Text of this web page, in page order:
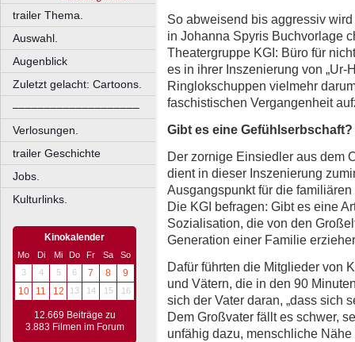
trailer Thema.
Auswahl.
Augenblick
Zuletzt gelacht: Cartoons.
––––––––––––––––––––
Verlosungen.
trailer Geschichte
Jobs.
Kulturlinks.
Kinokalender
Mo Di Mi Do Fr Sa
So
3
4 5 6 7 8
9
10
11 12 13 14 15 16
12.669 Beiträge zu
3.883 Filmen im Forum
So abweisend bis aggressiv
in Johanna Spyris Buchvorlage
Theatergruppe KGI: Büro für
es in ihrer Inszenierung von „Ur-
Ringlokschuppen vielmehr
faschistischen Vergangenheit
Gibt es eine Gefühlserbschaft?
Der zornige Einsiedler aus dem
dient in dieser Inszenierung
Ausgangspunkt für die
Die KGI befragen: Gibt es eine
Sozialisation, die von den
Generation einer Familie
Dafür führten die Mitglieder von
und Vätern, die in den 90
sich der Vater daran, „dass sich
Dem Großvater fällt es schwer,
unfähig dazu, menschliche